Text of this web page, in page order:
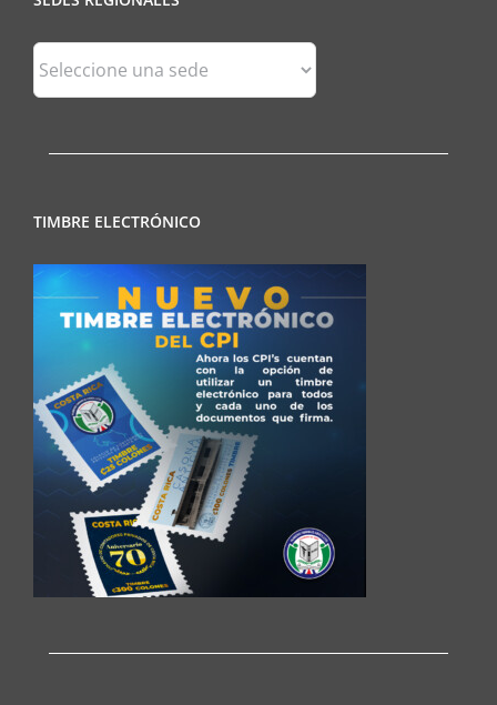
Sedes
Regionales
TIMBRE ELECTRÓNICO